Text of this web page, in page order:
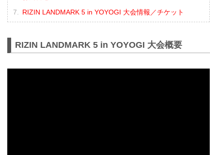
RIZIN LANDMARK 5 in YOYOGI 大会情報／チケット
RIZIN LANDMARK 5 in YOYOGI 大会概要